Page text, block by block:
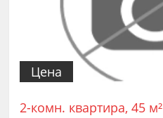
Цена
2-комн. квартира, 45 м²